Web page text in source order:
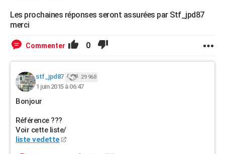
Les prochaines réponses seront assurées par Stf_jpd87
merci
Commenter 0
stf_jpd87 29 968
1 juin 2015 à 06:47
Bonjour
Référence ???
Voir cette liste/
liste vedette